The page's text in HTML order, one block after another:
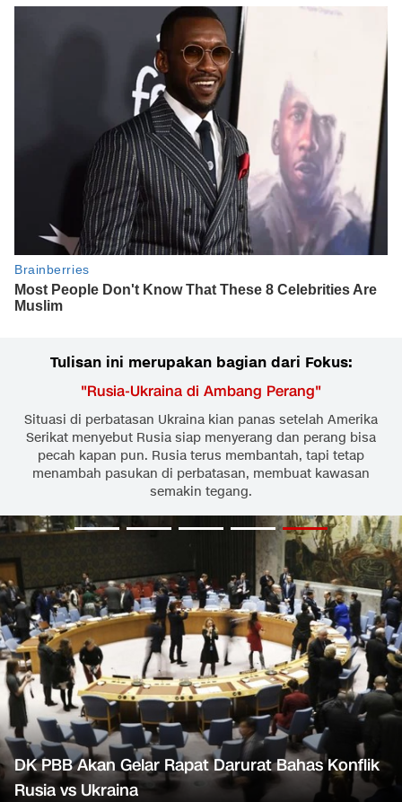
Tulisan ini merupakan bagian dari Fokus:
"Rusia-Ukraina di Ambang Perang"
Situasi di perbatasan Ukraina kian panas setelah Amerika
Serikat menyebut Rusia siap menyerang dan perang bisa
pecah kapan pun. Rusia terus membantah, tapi tetap
menambah pasukan di perbatasan, membuat kawasan
semakin tegang.
DK PBB Akan Gelar Rapat Darurat Bahas Konflik
Rusia vs Ukraina